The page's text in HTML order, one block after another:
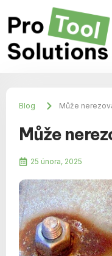
Blog Může
Může
25 února, 2025